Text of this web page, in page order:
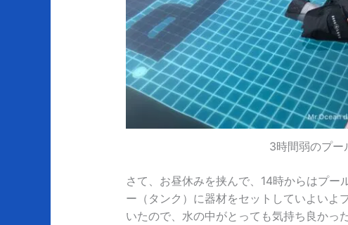
3時間弱のプー
さて、お昼休みを挟んで、14時からはプ
ー（タンク）に器材をセットしていよいよ
いたので、水の中がとっても気持ち良かっ